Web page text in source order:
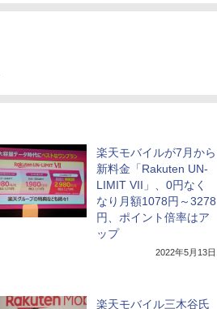
楽天モバイルが7月から
新料金「Rakuten UN-
LIMIT VII」、0円なく
なり月額1078円～3278
円、ポイント倍率はア
ップ
2022年5月13日
楽天モバイル三木谷氏